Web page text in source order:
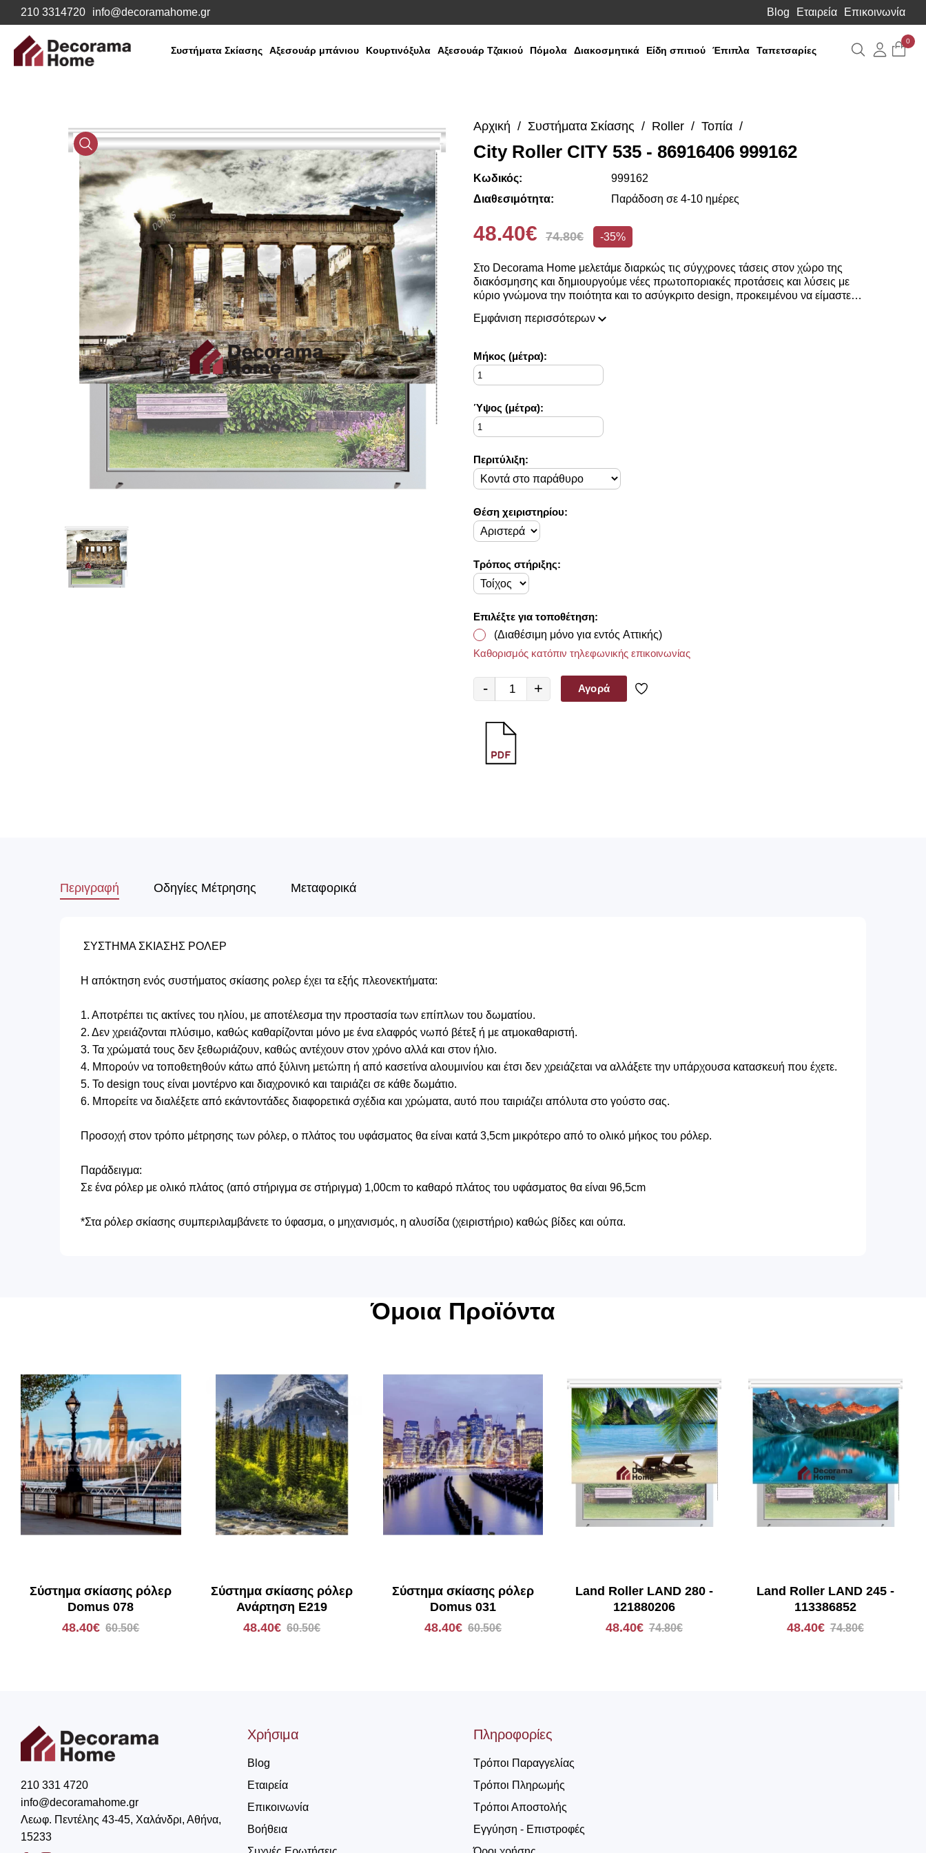
210 3314720 info@decoramahome.gr Blog Εταιρεία Επικοινωνία
Συστήματα Σκίασης Αξεσουάρ μπάνιου Κουρτινόξυλα Αξεσουάρ Τζακιού Πόμολα Διακοσμητικά Είδη σπιτιού Έπιπλα Ταπετσαρίες Αναζήτηση
0
Media
Gallery
Αρχική Συστήματα Σκίασης Roller Τοπία
City Roller CITY 535 - 86916406 999162
Κωδικός:
999162
Διαθεσιμότητα:
Παράδοση σε 4-10 ημέρες
48.40€ 74.80€ -35%
Στο Decorama Home μελετάμε διαρκώς τις σύγχρονες τάσεις στον χώρο της
διακόσμησης και δημιουργούμε νέες πρωτοποριακές προτάσεις και λύσεις με
κύριο γνώμονα την ποιότητα και το ασύγκριτο design, προκειμένου να είμαστε
Η συλλογή μας ανανεώνεται ριζικά κάθε σεζόν και εμπλουτίζεται με φρέσκες
Στο Decorama Home έχουμε ως στόχο να χαρίσουμε χρώμα και ασύγκριτο στυλ
στο προσωπικό σας χώρο και να τον αναδείξουμε με τον πιο όμορφο τρόπο!
Εμφάνιση περισσότερων
Mήκος (μέτρα):
Ύψος (μέτρα):
Περιτύλιξη:
Θέση χειριστηρίου:
Τρόπος στήριξης:
Επιλέξτε για τοποθέτηση:
(Διαθέσιμη μόνο για εντός Αττικής)
Καθορισμός κατόπιν τηλεφωνικής επικοινωνίας
- + Αγορά
Περιγραφή Οδηγίες Μέτρησης Μεταφορικά
ΣΥΣΤΗΜΑ ΣΚΙΑΣΗΣ ΡΟΛΕΡ
Η απόκτηση ενός συστήματος σκίασης ρολερ έχει τα εξής πλεονεκτήματα:
1. Αποτρέπει τις ακτίνες του ηλίου, με αποτέλεσμα την προστασία των επίπλων του δωματίου.
2. Δεν χρειάζονται πλύσιμο, καθώς καθαρίζονται μόνο με ένα ελαφρός νωπό βέτεξ ή με ατμοκαθαριστή.
3. Τα χρώματά τους δεν ξεθωριάζουν, καθώς αντέχουν στον χρόνο αλλά και στον ήλιο.
4. Μπορούν να τοποθετηθούν κάτω από ξύλινη μετώπη ή από κασετίνα αλουμινίου και έτσι δεν χρειάζεται να αλλάξετε την υπάρχουσα κατασκευή που έχετε.
5. Το design τους είναι μοντέρνο και διαχρονικό και ταιριάζει σε κάθε δωμάτιο.
6. Μπορείτε να διαλέξετε από εκάντοντάδες διαφορετικά σχέδια και χρώματα, αυτό που ταιριάζει απόλυτα στο γούστο σας.
Προσοχή στον τρόπο μέτρησης των ρόλερ, ο πλάτος του υφάσματος θα είναι κατά 3,5cm μικρότερο από το ολικό μήκος του ρόλερ.
Παράδειγμα:
Σε ένα ρόλερ με ολικό πλάτος (από στήριγμα σε στήριγμα) 1,00cm το καθαρό πλάτος του υφάσματος θα είναι 96,5cm
*Στα ρόλερ σκίασης συμπεριλαμβάνετε το ύφασμα, ο μηχανισμός, η αλυσίδα (χειριστήριο) καθώς βίδες και ούπα.
Όμοια Προϊόντα
Σύστημα σκίασης ρόλερ
Domus 078
48.40€ 60.50€
Σύστημα σκίασης ρόλερ
Ανάρτηση E219
48.40€ 60.50€
Σύστημα σκίασης ρόλερ
Domus 031
48.40€ 60.50€
Land Roller LAND 280 -
121880206
48.40€ 74.80€
Land Roller LAND 245 -
113386852
48.40€ 74.80€
210 331 4720
info@decoramahome.gr
Λεωφ. Πεντέλης 43-45, Χαλάνδρι, Αθήνα,
15233
Χρήσιμα
Blog
Εταιρεία
Επικοινωνία
Βοήθεια
Πληροφορίες
Τρόποι Παραγγελίας
Τρόποι Πληρωμής
Τρόποι Αποστολής
Εγγύηση - Επιστροφές